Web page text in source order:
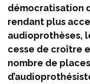
démocratisation
rendant plus
audioprothèses,
cesse de croître
nombre de